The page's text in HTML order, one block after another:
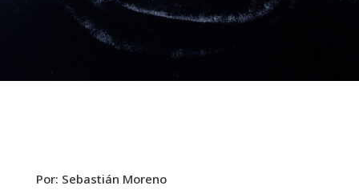
Por: Sebastián Moreno